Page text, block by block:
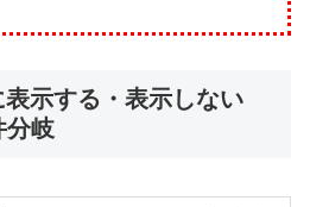
示する・表示しない
岐